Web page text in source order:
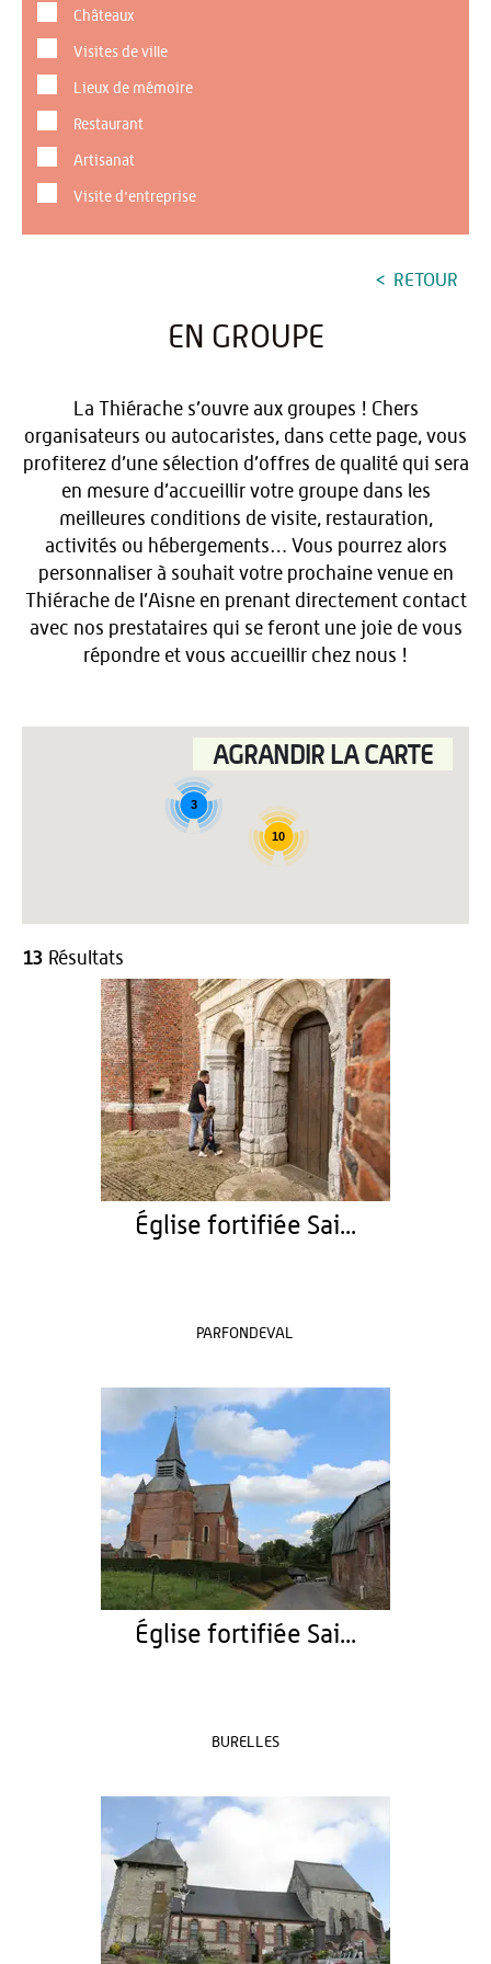
Châteaux
Visites de ville
Lieux de mémoire
Restaurant
Artisanat
Visite d'entreprise
RETOUR
EN GROUPE
La Thiérache s’ouvre aux groupes ! Chers
organisateurs ou autocaristes, dans cette page, vous
profiterez d’une sélection d’offres de qualité qui sera
en mesure d’accueillir votre groupe dans les
meilleures conditions de visite, restauration,
activités ou hébergements… Vous pourrez alors
personnaliser à souhait votre prochaine venue en
Thiérache de l’Aisne en prenant directement contact
avec nos prestataires qui se feront une joie de vous
répondre et vous accueillir chez nous !
10
3
AGRANDIR LA CARTE
13 Résultats
Église fortifiée Sai...
PARFONDEVAL
Église fortifiée Sai...
BURELLES